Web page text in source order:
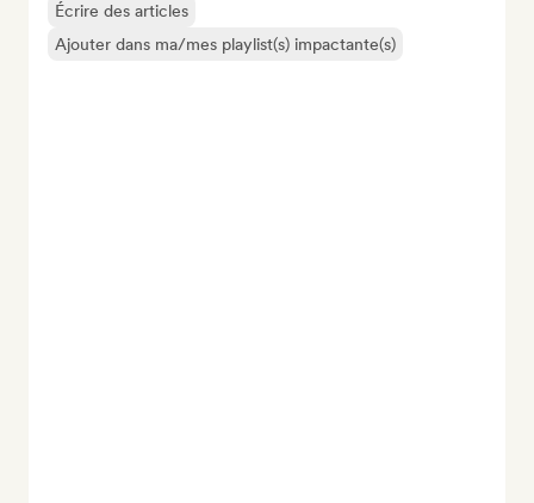
Écrire des articles
Ajouter dans ma/mes playlist(s) impactante(s)